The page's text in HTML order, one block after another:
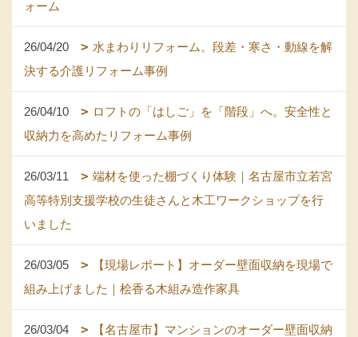
ォーム
26/04/20
水まわりリフォーム。段差・寒さ・動線を解
決する介護リフォーム事例
26/04/10
ロフトの「はしご」を「階段」へ。安全性と
収納力を高めたリフォーム事例
26/03/11
端材を使った棚づくり体験｜名古屋市立若宮
高等特別支援学校の生徒さんと木工ワークショップを行
いました
26/03/05
【現場レポート】オーダー壁面収納を現場で
組み上げました｜桧香る木組み造作家具
26/03/04
【名古屋市】マンションのオーダー壁面収納